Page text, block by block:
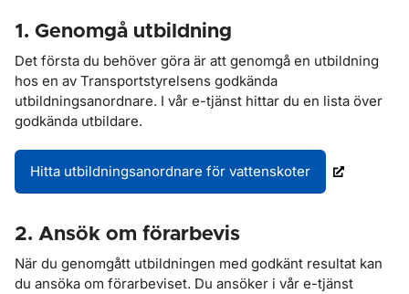
1. Genomgå utbildning
Det första du behöver göra är att genomgå en utbildning
hos en av Transportstyrelsens godkända
utbildningsanordnare. I vår e-tjänst hittar du en lista över
godkända utbildare.
Hitta utbildningsanordnare för vattenskoter
2. Ansök om förarbevis
När du genomgått utbildningen med godkänt resultat kan
du ansöka om förarbeviset. Du ansöker i vår e-tjänst